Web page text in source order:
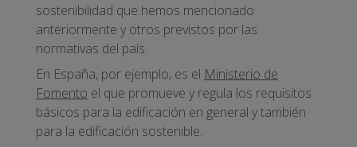
sostenibilidad que hemos mencionado
anteriormente y otros previstos por las
normativas del país.
En España, por ejemplo, es el Ministerio de
Fomento el que promueve y regula los requisitos
básicos para la edificación en general y también
para la edificación sostenible.